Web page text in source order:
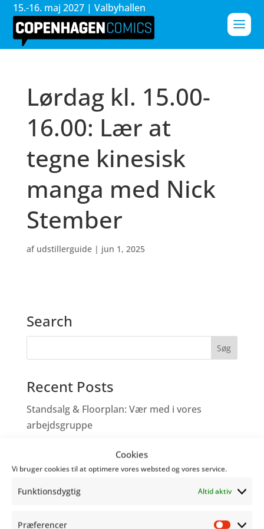
Cookies
Vi bruger cookies til at optimere vores websted og vores service.
Funktionsdygtig Altid aktiv
Præferencer
15.-16. maj 2027 | Valbyhallen
Lørdag kl. 15.00-
16.00: Lær at
tegne kinesisk
manga med Nick
Stember
af udstillerguide| jun 1, 2025
Search
Recent Posts
Standsalg & Floorplan: Vær med i vores
arbejdsgruppe
Copenhagen Comics!
Con
Genoplev programmet fra Word Balloon